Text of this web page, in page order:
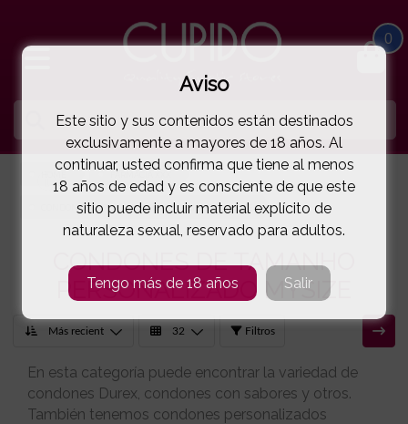
0
CONDONES DE TAMANHO PERSONALIZADO MYSIZE
CONDONES DE TAMANHO
PERSONALIZADO MYSIZE
Filtros
En esta categoría puede encontrar la variedad de
condones Durex, condones con sabores y otros.
También tenemos condones personalizados
Aviso
Este sitio y sus contenidos están destinados
exclusivamente a mayores de 18 años. Al
continuar, usted confirma que tiene al menos
18 años de edad y es consciente de que este
sitio puede incluir material explícito de
naturaleza sexual, reservado para adultos.
Tengo más de 18 años Salir